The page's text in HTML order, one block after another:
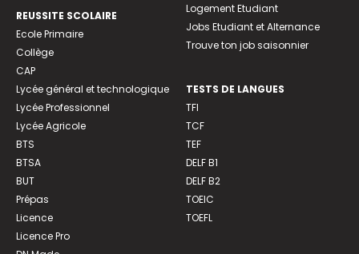
REUSSITE SCOLAIRE
Ecole Primaire
Collège
CAP
Lycée général et technologique
Lycée Professionnel
Lycée Agricole
BTS
BTSA
BUT
Prépas
Licence
Licence Pro
Logement Etudiant
Jobs Etudiant et Alternance
Trouve ton job saisonnier
TESTS DE LANGUES
TFI
TCF
TEF
DELF B1
DELF B2
TOEIC
TOEFL